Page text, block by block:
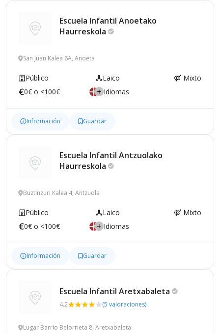
Escuela Infantil Anoetako
Haurreskola
San Juan Kalea 6A, Anoeta
Público Laico
Mixto
0€ o <100€
Idiomas
Información Guardar
Escuela Infantil Antzuolako
Haurreskola
Buztinzuri Kalea 4, Antzuola
Público Laico
Mixto
0€ o <100€
Idiomas
Información Guardar
Escuela Infantil Aretxabaleta
4.2 (5 valoraciones)
Lugar Barrio Belorrieta 8, Aretxabaleta